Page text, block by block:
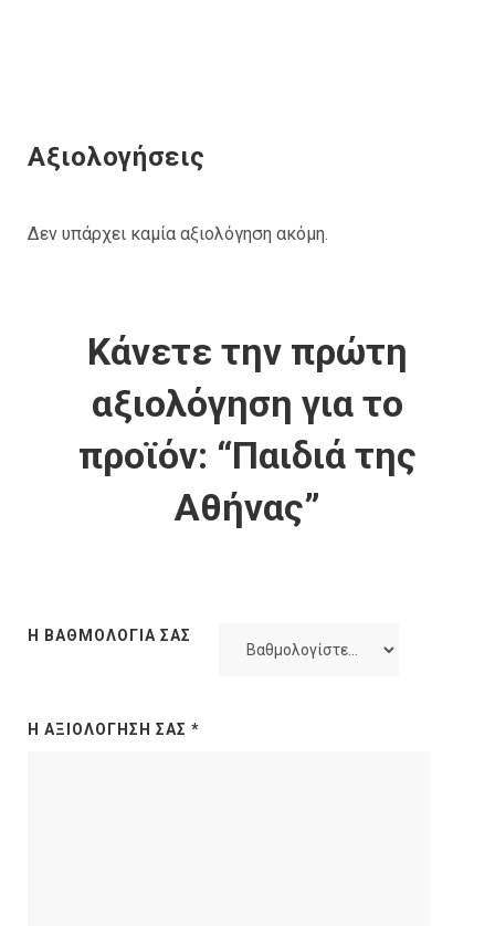
Αξιολογήσεις
Δεν υπάρχει καμία αξιολόγηση ακόμη.
Κάνετε την πρώτη
αξιολόγηση για το
προϊόν: “Παιδιά της
Αθήνας”
Η ΒΑΘΜΟΛΟΓΊΑ ΣΑΣ
Η ΑΞΙΟΛΌΓΗΣΉ ΣΑΣ *